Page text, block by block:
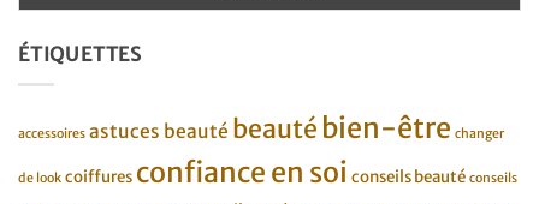
ÉTIQUETTES
accessoires astuces beauté beauté bien-être changer
de look coiffures confiance en soi conseils beauté conseils